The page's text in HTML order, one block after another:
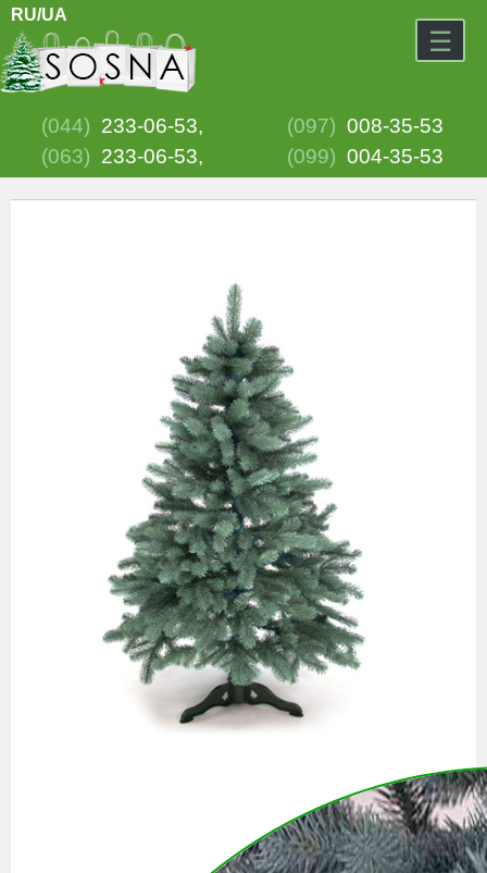
☰
RU/UA
(044) 233-06-53, (097) 008-35-53
(063) 233-06-53, (099) 004-35-53